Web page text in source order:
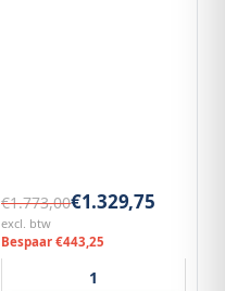
€1.773,00€1.329,75
excl. btw
Bespaar €443,25